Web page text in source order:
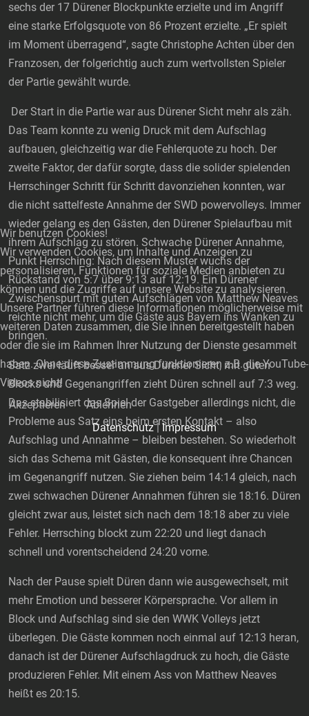
sechs der 17 Dürener Blockpunkte erzielte und im Angriff
eine starke Erfolgsquote von 86 Prozent erzielte. „Er spielt
im Moment überragend“, sagte Christophe Achten über den
Franzosen, der folgerichtig auch zum wertvollsten Spieler
der Partie gewählt wurde.
Der Start in die Partie war aus Dürener Sicht mehr als zäh.
Das Team konnte zu wenig Druck mit dem Aufschlag
aufbauen, gleichzeitig war die Fehlerquote zu hoch. Der
zweite Faktor, der dafür sorgte, dass die solider spielenden
Herrschinger Schritt für Schritt davonziehen konnten, war
die nicht sattelfeste Annahme der SWD powervolleys. Immer
wieder gelang es den Gästen, den Dürener Spielaufbau mit
ihrem Aufschlag zu stören. Schwache Dürener Annahme,
Punkt Herrsching: Nach diesem Muster wuchs der
Rückstand von 5:7 über 9:13 auf 12:19. Ein Dürener
Zwischenspurt mit guten Aufschlägen von Matthew Neaves
reichte nicht mehr, um die Gäste aus Bayern ins Wanken zu
bringen.
Satz zwei läuft besser an aus Dürener Sicht, mit guten
Blocks und Gegenangriffen zieht Düren schnell auf 7:3 weg.
Das stabilisiert das Spiel der Gastgeber allerdings nicht, die
Probleme aus Satz eins beim ersten Kontakt – also
Aufschlag und Annahme – bleiben bestehen. So wiederholt
sich das Schema mit Gästen, die konsequent ihre Chancen
im Gegenangriff nutzen. Sie ziehen beim 14:14 gleich, nach
zwei schwachen Dürener Annahmen führen sie 18:16. Düren
gleicht zwar aus, leistet sich nach dem 18:18 aber zu viele
Fehler. Herrsching blockt zum 22:20 und liegt danach
schnell und vorentscheidend 24:20 vorne.
Nach der Pause spielt Düren dann wie ausgewechselt, mit
mehr Emotion und besserer Körpersprache. Vor allem in
Block und Aufschlag sind sie den WWK Volleys jetzt
überlegen. Die Gäste kommen noch einmal auf 12:13 heran,
danach ist der Dürener Aufschlagdruck zu hoch, die Gäste
produzieren Fehler. Mit einem Ass von Matthew Neaves
heißt es 20:15.
Wir benutzen Cookies!
Wir verwenden Cookies, um Inhalte und Anzeigen zu
personalisieren, Funktionen für soziale Medien anbieten zu
können und die Zugriffe auf unsere Website zu analysieren.
Unsere Partner führen diese Informationen möglicherweise mit
weiteren Daten zusammen, die Sie ihnen bereitgestellt haben
oder die sie im Rahmen Ihrer Nutzung der Dienste gesammelt
haben. Ohne diese Zustimmung funktionieren z.B. die YouTube-
Videos nicht!
Akzeptieren
Ablehnen
Datenschutz|Impressum